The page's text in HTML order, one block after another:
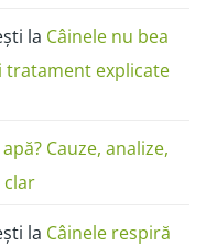
la Câinele nu bea
tratament explicate
Cauze, analize,
clar
la Câinele respiră